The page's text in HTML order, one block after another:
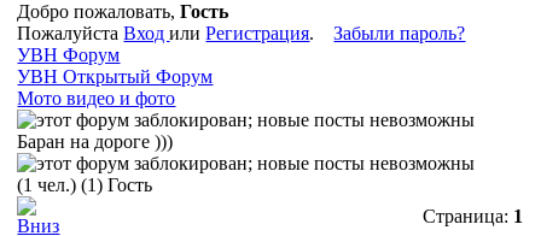
Добро пожаловать,Гость
ПожалуйстаВходилиРегистрация.Забыли пароль?
УВН Форум
УВН Открытый Форум
Мото видео и фото
Баран на дороге )))
(1 чел.) (1) Гость
Страница: 1